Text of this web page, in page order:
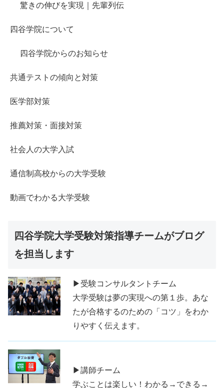
驚きの伸びを実現｜先輩列伝
四谷学院について
四谷学院からのお知らせ
共通テストの傾向と対策
医学部対策
推薦対策・面接対策
社会人の大学入試
通信制高校からの大学受験
動画でわかる大学受験
四谷学院大学受験対策指導チームがブログ
を担当します
▶受験コンサルタントチーム
大学受験は夢の実現への第１歩。あな
たが合格するのための「コツ」をわか
りやすく伝えます。
▶講師チーム
学ぶことは楽しい！わかる→できる→